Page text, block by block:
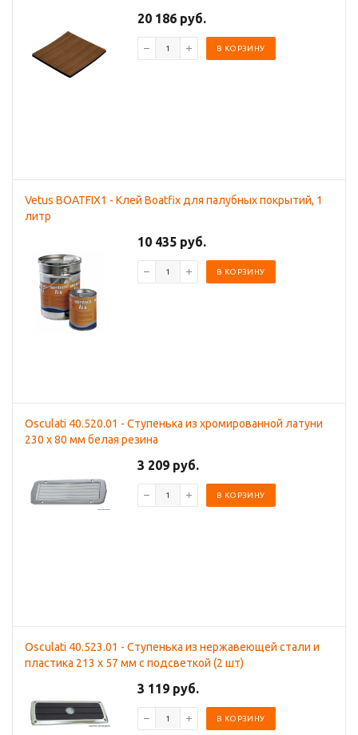
20 186 руб.
В КОРЗИНУ
Vetus BOATFIX1 - Клей Boatfix для палубных покрытий, 1
литр
10 435 руб.
В КОРЗИНУ
Osculati 40.520.01 - Ступенька из хромированной латуни
230 x 80 мм белая резина
3 209 руб.
В КОРЗИНУ
Osculati 40.523.01 - Ступенька из нержавеющей стали и
пластика 213 x 57 мм с подсветкой (2 шт)
3 119 руб.
В КОРЗИНУ